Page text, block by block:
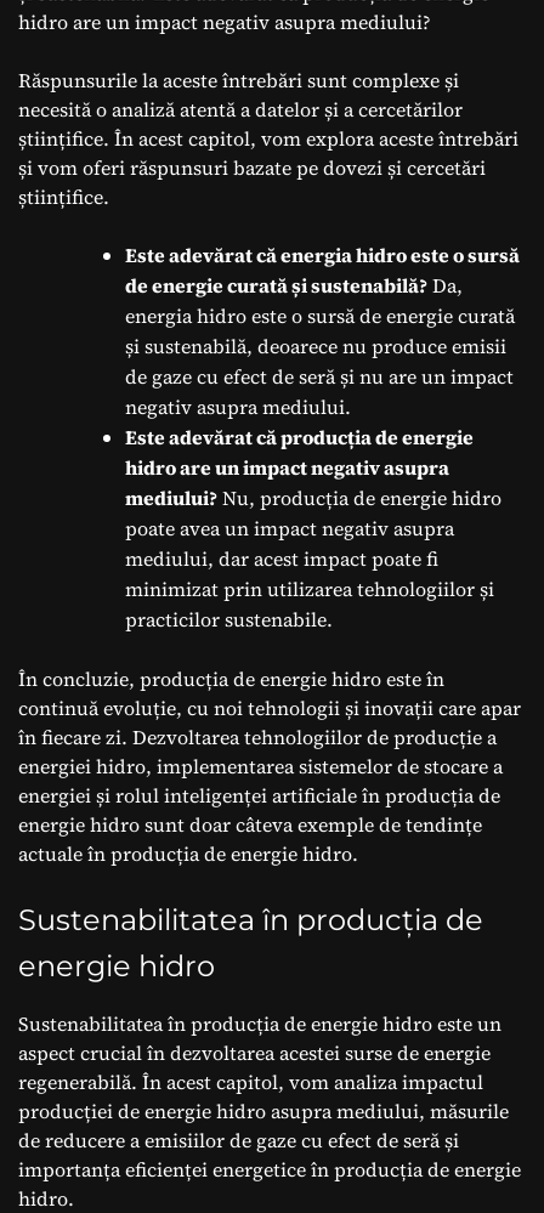
hidro are un impact negativ asupra mediului?
Răspunsurile la aceste întrebări sunt complexe și
necesită o analiză atentă a datelor și a cercetărilor
științifice. În acest capitol, vom explora aceste întrebări
și vom oferi răspunsuri bazate pe dovezi și cercetări
științifice.
Este adevărat că energia hidro este o sursă
de energie curată și sustenabilă?Da,
energia hidro este o sursă de energie curată
și sustenabilă, deoarece nu produce emisii
de gaze cu efect de seră și nu are un impact
negativ asupra mediului.
Este adevărat că producția de energie
hidro are un impact negativ asupra
mediului?Nu, producția de energie hidro
poate avea un impact negativ asupra
mediului, dar acest impact poate fi
minimizat prin utilizarea tehnologiilor și
practicilor sustenabile.
În concluzie, producția de energie hidro este în
continuă evoluție, cu noi tehnologii și inovații care apar
în fiecare zi. Dezvoltarea tehnologiilor de producție a
energiei hidro, implementarea sistemelor de stocare a
energiei și rolul inteligenței artificiale în producția de
energie hidro sunt doar câteva exemple de tendințe
actuale în producția de energie hidro.
Sustenabilitatea în producția de
energie hidro
Sustenabilitatea în producția de energie hidro este un
aspect crucial în dezvoltarea acestei surse de energie
regenerabilă. În acest capitol, vom analiza impactul
producției de energie hidro asupra mediului, măsurile
de reducere a emisiilor de gaze cu efect de seră și
importanța eficienței energetice în producția de energie
hidro.